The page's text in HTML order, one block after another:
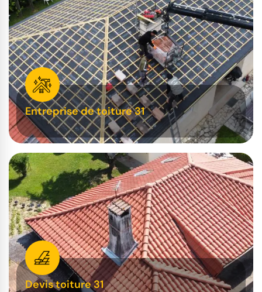
Entreprise de toiture 31
Devis toiture 31